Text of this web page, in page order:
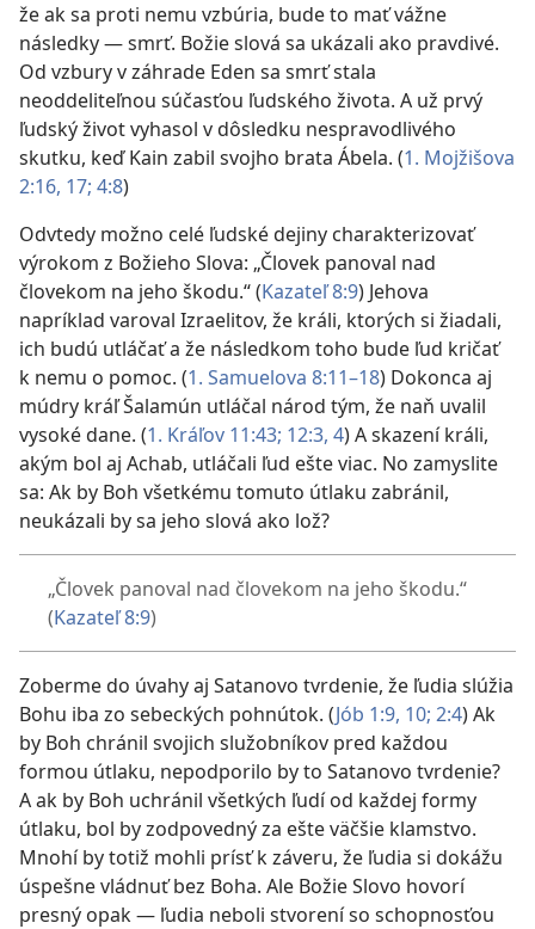
že ak sa proti nemu vzbúria, bude to mať vážne
následky — smrť. Božie slová sa ukázali ako pravdivé.
Od vzbury v záhrade Eden sa smrť stala
neoddeliteľnou súčasťou ľudského života. A už prvý
ľudský život vyhasol v dôsledku nespravodlivého
skutku, keď Kain zabil svojho brata Ábela. (1. Mojžišova
2:16, 17; 4:8)
Odvtedy možno celé ľudské dejiny charakterizovať
výrokom z Božieho Slova: „Človek panoval nad
človekom na jeho škodu.“ ​(Kazateľ 8:9) Jehova
napríklad varoval Izraelitov, že králi, ktorých si žiadali,
ich budú utláčať a že následkom toho bude ľud kričať
k nemu o pomoc. (1. Samuelova 8:11–18) Dokonca aj
múdry kráľ Šalamún utláčal národ tým, že naň uvalil
vysoké dane. (1. Kráľov 11:43; 12:3, 4) A skazení králi,
akým bol aj Achab, utláčali ľud ešte viac. No zamyslite
sa: Ak by Boh všetkému tomuto útlaku zabránil,
neukázali by sa jeho slová ako lož?
„Človek panoval nad človekom na jeho škodu.“ ​
(Kazateľ 8:9)
Zoberme do úvahy aj Satanovo tvrdenie, že ľudia slúžia
Bohu iba zo sebeckých pohnútok. (Jób 1:9, 10; 2:4) Ak
by Boh chránil svojich služobníkov pred každou
formou útlaku, nepodporilo by to Satanovo tvrdenie?
A ak by Boh uchránil všetkých ľudí od každej formy
útlaku, bol by zodpovedný za ešte väčšie klamstvo.
Mnohí by totiž mohli prísť k záveru, že ľudia si dokážu
úspešne vládnuť bez Boha. Ale Božie Slovo hovorí
presný opak — ľudia neboli stvorení so schopnosťou